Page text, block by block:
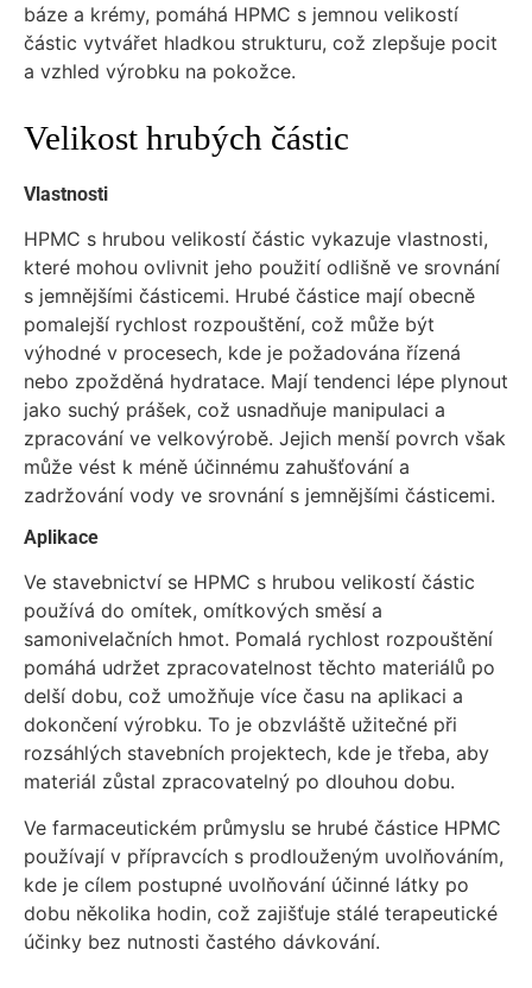
báze a krémy, pomáhá HPMC s jemnou velikostí
částic vytvářet hladkou strukturu, což zlepšuje pocit
a vzhled výrobku na pokožce.
Velikost hrubých částic
Vlastnosti
HPMC s hrubou velikostí částic vykazuje vlastnosti,
které mohou ovlivnit jeho použití odlišně ve srovnání
s jemnějšími částicemi. Hrubé částice mají obecně
pomalejší rychlost rozpouštění, což může být
výhodné v procesech, kde je požadována řízená
nebo zpožděná hydratace. Mají tendenci lépe plynout
jako suchý prášek, což usnadňuje manipulaci a
zpracování ve velkovýrobě. Jejich menší povrch však
může vést k méně účinnému zahušťování a
zadržování vody ve srovnání s jemnějšími částicemi.
Aplikace
Ve stavebnictví se HPMC s hrubou velikostí částic
používá do omítek, omítkových směsí a
samonivelačních hmot. Pomalá rychlost rozpouštění
pomáhá udržet zpracovatelnost těchto materiálů po
delší dobu, což umožňuje více času na aplikaci a
dokončení výrobku. To je obzvláště užitečné při
rozsáhlých stavebních projektech, kde je třeba, aby
materiál zůstal zpracovatelný po dlouhou dobu.
Ve farmaceutickém průmyslu se hrubé částice HPMC
používají v přípravcích s prodlouženým uvolňováním,
kde je cílem postupné uvolňování účinné látky po
dobu několika hodin, což zajišťuje stálé terapeutické
účinky bez nutnosti častého dávkování.